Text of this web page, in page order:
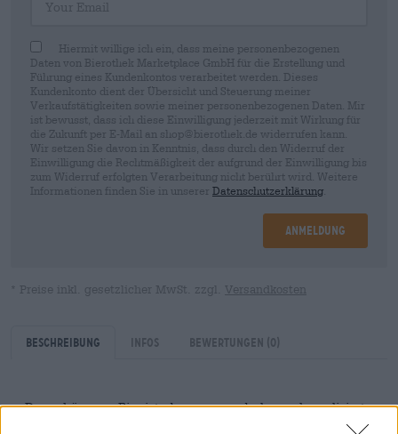
Hiermit willige ich ein, dass meine personenbezogenen
Daten von Bierothek Marketplace GmbH für die Erstellung und
Führung eines Kundenkontos verarbeitet werden. Dieses
Kundenkonto dient der Übersicht und Steuerung meiner
Verkaufstätigkeiten sowie meiner personenbezogenen Daten. Mir
ist bewusst, dass ich diese Einwilligung jederzeit mit Wirkung für
die Zukunft per E-Mail an shop@bierothek.de widerrufen kann.
Wir setzen Sie davon in Kenntnis, dass durch den Widerruf der
Einwilligung die Rechtmäßigkeit der aufgrund der Einwilligung bis
zum Widerruf erfolgten Verarbeitung nicht berührt wird. Weitere
Informationen finden Sie in unserer Datenschutzerklärung
Anmeldung
* Preise inkl. gesetzlicher MwSt. zzgl. Versandkosten
Beschreibung Infos Bewertungen (0)
Das schöne am Bier ist, dass es wunderbar unkompliziert
sein kann. Wenn man keines vorrätig hat, geht man in